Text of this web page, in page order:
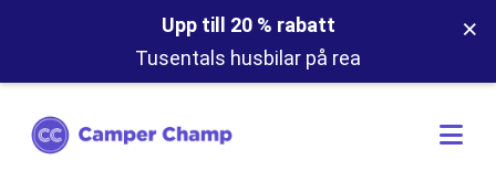
Upp till 20 % rabatt
Tusentals husbilar på rea
×